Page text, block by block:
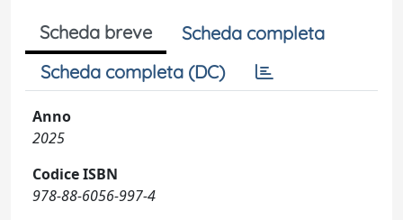
Scheda breve
Scheda completa
Scheda completa (DC)
Anno
2025
Codice ISBN
978-88-6056-997-4